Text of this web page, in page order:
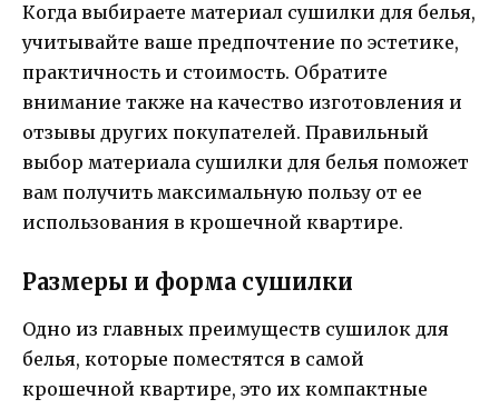
Когда выбираете материал сушилки для белья,
учитывайте ваше предпочтение по эстетике,
практичность и стоимость. Обратите
внимание также на качество изготовления и
отзывы других покупателей. Правильный
выбор материала сушилки для белья поможет
вам получить максимальную пользу от ее
использования в крошечной квартире.
Размеры и форма сушилки
Одно из главных преимуществ сушилок для
белья, которые поместятся в самой
крошечной квартире, это их компактные